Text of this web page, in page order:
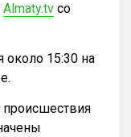
Almaty.tv со
около 15:30 на
происшествия